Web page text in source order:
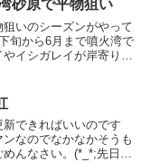
砂原で平物狙い
狙いのシーズンがやって
旬から6月まで噴火湾で
イシガレイが岸寄りし
か行けなったのです
うやく念...
できればいいのです
なのでなかなかそうも
んなさい。(*_*;先日、